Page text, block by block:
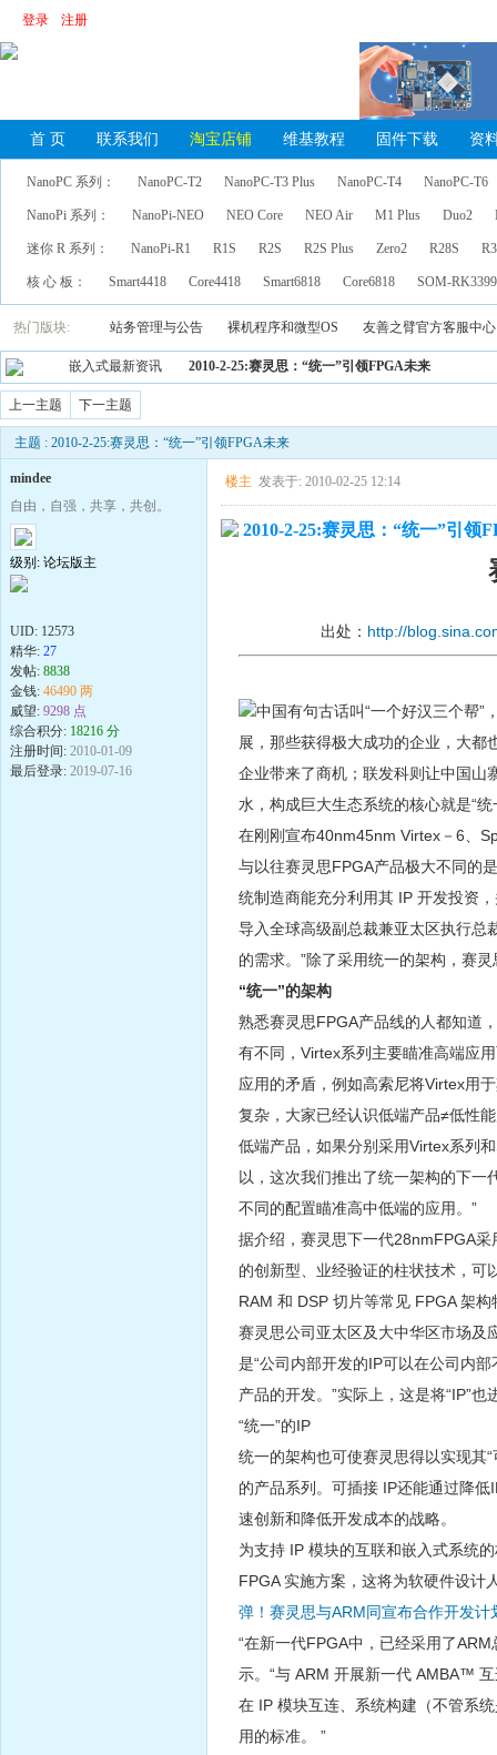
登录 注册
首 页 联系我们 淘宝店铺 维基教程 固件下载 资
NanoPC 系列： NanoPC-T2 NanoPC-T3 Plus NanoPC-T4 NanoPC-T6
NanoPi 系列： NanoPi-NEO NEO Core NEO Air M1 Plus Duo2
迷你 R 系列： NanoPi-R1 R1S R2S R2S Plus Zero2 R28S
核 心 板： Smart4418 Core4418 Smart6818 Core6818 SOM-
热门版块: 站务管理与公告 裸机程序和微型OS 友善之臂官方客服中心
嵌入式最新资讯 2010-2-25:赛灵思：“统一”引领FPGA未来
上一主题 下一主题
主题 : 2010-2-25:赛灵思：“统一”引领FPGA未来
mindee
自由，自强，共享，共创。
级别: 论坛版主
UID: 12573
精华: 27
发帖: 8838
金钱: 46490 两
威望: 9298 点
综合积分: 18216 分
注册时间: 2010-01-09
最后登录: 2019-07-16
楼主 发表于: 2010-02-25 12:14
2010-2-25:赛灵思：“统一”引领
出处： http://
中国有句古话叫“一个好汉三个帮
展，那些获得极大成功的企业，大
企业带来了商机；联发科则让中国山
水，构成巨大生态系统的核心就是“统
在刚刚宣布40nm45nm Virtex－6、
与以往赛灵思FPGA产品极大不同的
统制造商能充分利用其 IP 开发投资
导入全球高级副总裁兼亚太区执行总
的需求。”除了采用统一的架构，赛
“统一”的架构
熟悉赛灵思FPGA产品线的人都知道
有不同，Virtex系列主要瞄准高端应
应用的矛盾，例如高索尼将Virtex用
复杂，大家已经认识低端产品≠低性
低端产品，如果分别采用Virtex系列
以，这次我们推出了统一架构的下
不同的配置瞄准高中低端的应用。”
据介绍，赛灵思下一代28nmFPGA
的创新型、业经验证的柱状技术，可
RAM 和 DSP 切片等常见 FPGA 架构
赛灵思公司亚太区及大中华区市场及
是“公司内部开发的IP可以在公司内
产品的开发。”实际上，这是将“IP”也
“统一”的IP
统一的架构也可使赛灵思得以实现其
的产品系列。可插接 IP还能通过降
速创新和降低开发成本的战略。
为支持 IP 模块的互联和嵌入式系统
FPGA 实施方案，这将为软硬件设计
弹！赛灵思与ARM同宣布合作开发计
“在新一代FPGA中，已经采用了
示。“与 ARM 开展新一代 AMBA™
在 IP 模块互连、系统构建（不管系
用的标准。 ”